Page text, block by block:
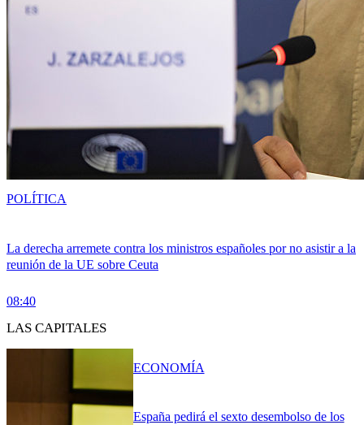
La derecha arremete contra los ministros españoles por no asistir a la
reunión de la UE sobre Ceuta
08:40
POLÍTICA
LAS CAPITALES
España pedirá el sexto desembolso de los
ECONOMÍA